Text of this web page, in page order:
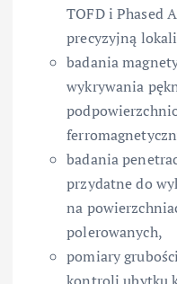
TOFD i Phased
precyzyjną
badania
wykrywania
badania
przydatne do
na
polerowanych,
pomiary